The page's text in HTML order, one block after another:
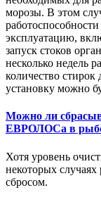
морозы. В этом
эксплуатацию,
запуск стоков
несколько недель
количество
установку можно
Можно ли
ЕВРОЛОСа в
Хотя уровень
некоторых случаях
сбросом.